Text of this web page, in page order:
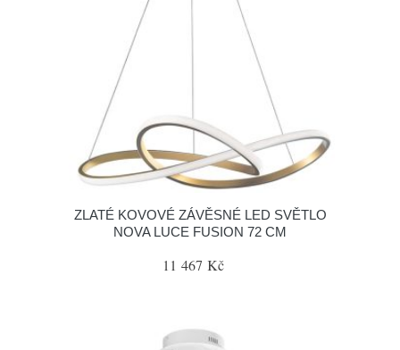
ZLATÉ KOVOVÉ ZÁVĚSNÉ LED SVĚTLO
NOVA LUCE FUSION 72 CM
11 467 Kč